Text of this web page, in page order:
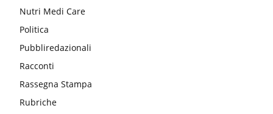
Nutri Medi Care
Politica
Pubbliredazionali
Racconti
Rassegna Stampa
Rubriche